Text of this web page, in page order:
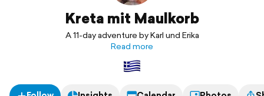
SupportKreta mit Maulkorb
A 11-day adventure by Karl und Erika
Read more